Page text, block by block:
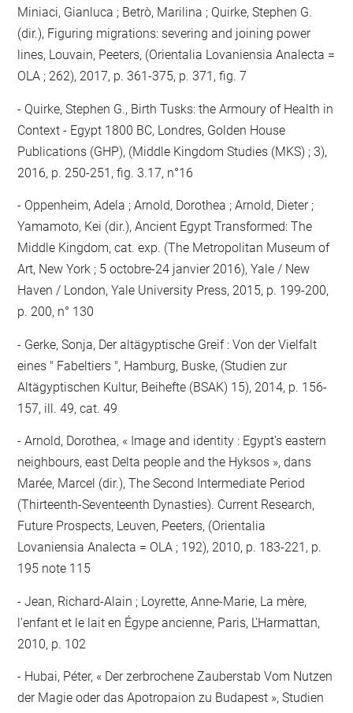
Miniaci, Gianluca ; Betrò, Marilina ; Quirke, Stephen G.
(dir.), Figuring migrations: severing and joining power
lines, Louvain, Peeters, (Orientalia Lovaniensia Analecta =
OLA ; 262), 2017, p. 361-375, p. 371, fig. 7
Quirke, Stephen G., Birth Tusks: the Armoury of Health in
Context - Egypt 1800 BC, Londres, Golden House
Publications (GHP), (Middle Kingdom Studies (MKS) ; 3),
2016, p. 250-251, fig. 3.17, n°16
Oppenheim, Adela ; Arnold, Dorothea ; Arnold, Dieter ;
Yamamoto, Kei (dir.), Ancient Egypt Transformed: The
Middle Kingdom, cat. exp. (The Metropolitan Museum of
Art, New York ; 5 octobre-24 janvier 2016), Yale / New
Haven / London, Yale University Press, 2015, p. 199-200,
p. 200, n° 130
Gerke, Sonja, Der altägyptische Greif : Von der Vielfalt
eines " Fabeltiers ", Hamburg, Buske, (Studien zur
Altägyptischen Kultur, Beihefte (BSAK) 15), 2014, p. 156-
157, ill. 49, cat. 49
Arnold, Dorothea, « Image and identity : Egypt's eastern
neighbours, east Delta people and the Hyksos », dans
Marée, Marcel (dir.), The Second Intermediate Period
(Thirteenth-Seventeenth Dynasties). Current Research,
Future Prospects, Leuven, Peeters, (Orientalia
Lovaniensia Analecta = OLA ; 192), 2010, p. 183-221, p.
195 note 115
Jean, Richard-Alain ; Loyrette, Anne-Marie, La mère,
l'enfant et le lait en Égype ancienne, Paris, L'Harmattan,
2010, p. 102
Hubai, Péter, « Der zerbrochene Zauberstab Vom Nutzen
der Magie oder das Apotropaion zu Budapest », Studien